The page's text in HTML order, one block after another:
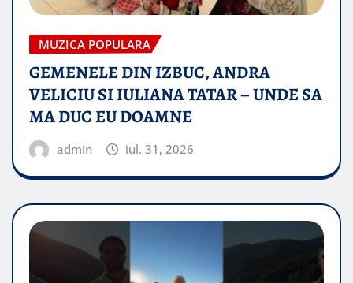
MUZICA POPULARA
GEMENELE DIN IZBUC, ANDRA
VELICIU SI IULIANA TATAR – UNDE SA
MA DUC EU DOAMNE
admin iul. 31, 2026